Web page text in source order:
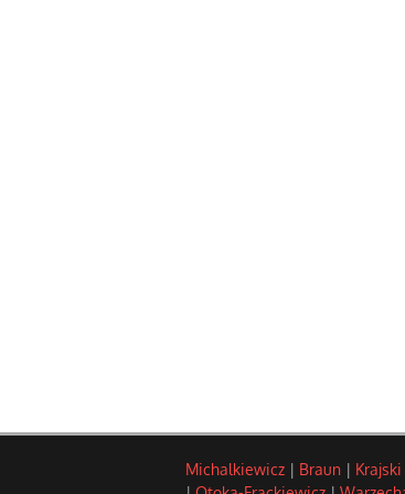
Michalkiewicz | Braun | Krajski